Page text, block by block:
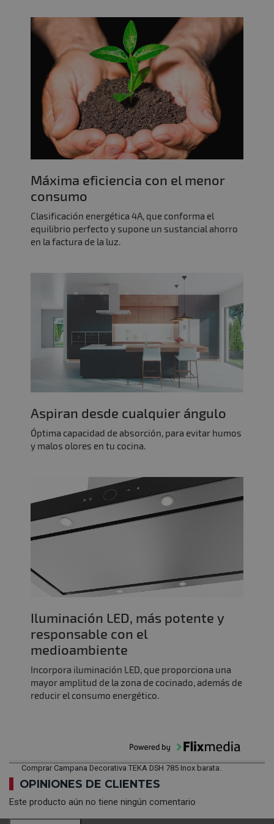
Máxima eficiencia con el menor
consumo
Clasificación energética 4A, que conforma el
equilibrio perfecto y supone un sustancial ahorro
en la factura de la luz.
Aspiran desde cualquier ángulo
Óptima capacidad de absorción, para evitar humos
y malos olores en tu cocina.
Iluminación LED, más potente y
responsable con el
medioambiente
Incorpora iluminación LED, que proporciona una
mayor amplitud de la zona de cocinado, además de
reducir el consumo energético.
Comprar Campana Decorativa TEKA DSH 785 Inox barata.
OPINIONES DE CLIENTES
Este producto aún no tiene ningún comentario